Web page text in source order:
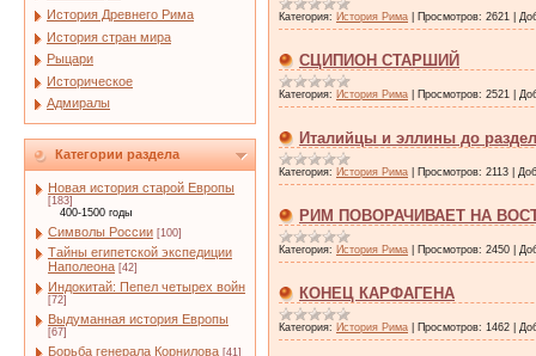
История Древнего Рима
История стран мира
Рыцари
Историческое
Адмиралы
Категории раздела
Новая история старой Европы
[183]
400-1500 годы
Символы России [100]
Тайны египетской экспедиции
Наполеона [42]
Индокитай: Пепел четырех войн
[72]
Выдуманная история Европы
[67]
Борьба генерала Корнилова [41]
Категория: История Рима Просмотров: 2621
СЦИПИОН СТАРШИЙ
Категория: История Рима Просмотров: 2521
Италийцы и эллины до
Категория: История Рима Просмотров: 2113
РИМ ПОВОРАЧИВАЕТ НА
Категория: История Рима Просмотров: 2450
КОНЕЦ КАРФАГЕНА
Категория: История Рима Просмотров: 1462